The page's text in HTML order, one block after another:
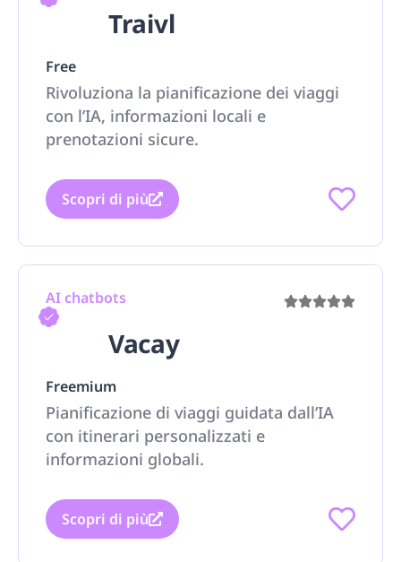
Traivl
Free
Rivoluziona la pianificazione dei viaggi
con l’IA, informazioni locali e
prenotazioni sicure.
Scopri di più
AI chatbots
Vacay
Freemium
Pianificazione di viaggi guidata dall’IA
con itinerari personalizzati e
informazioni globali.
Scopri di più